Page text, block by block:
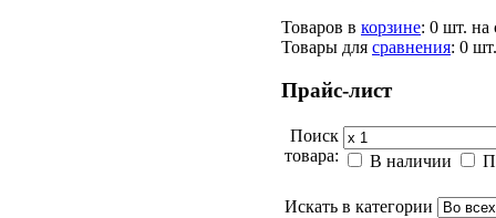
Товаров в корзине: 0 шт. на
Товары для сравнения: 0 шт.
Прайс-лист
Поиск
товара:
В наличии
Искать в категории